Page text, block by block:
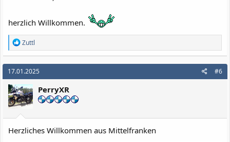
herzlich Willkommen.
R
e
a
k
t
i
o
n
e
n
Zuttl
17.01.2025 #6
PerryXR
Herzliches Willkommen aus Mittelfranken